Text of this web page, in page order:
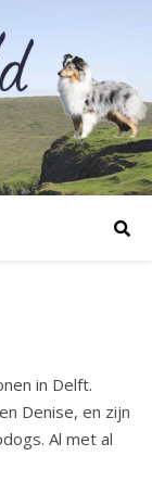
in Delft.
Denise, en zijn
Al met al